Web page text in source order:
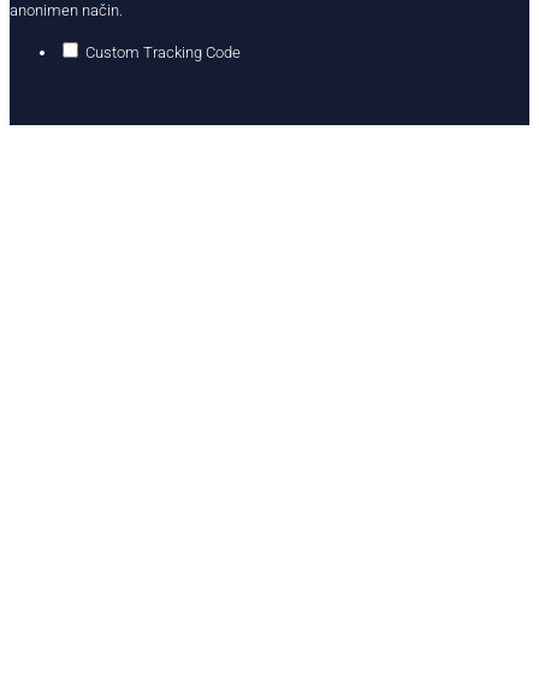
anonimen način.
Custom Tracking Code